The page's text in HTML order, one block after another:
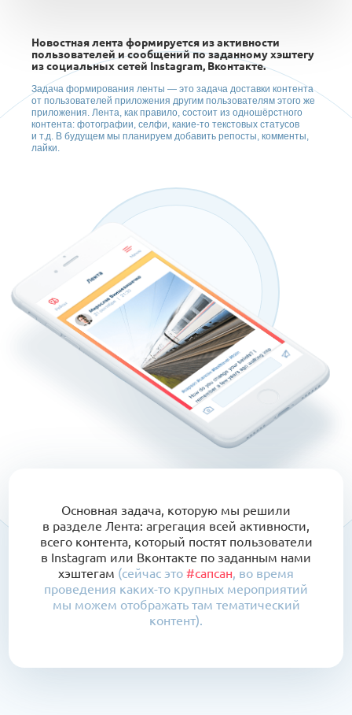
Новостная лента формируется из активности
пользователей и сообщений по заданному хэштегу
из социальных сетей Instagram, Вконтакте.
Задача формирования ленты — это задача доставки контента
от пользователей приложения другим пользователям этого же
приложения. Лента, как правило, состоит из одношёрстного
контента: фотографии, селфи, какие-то текстовых статусов
и т.д. В будущем мы планируем добавить репосты, комменты,
лайки.
Основная задача, которую мы решили
в разделе Лента: агрегация всей активности,
всего контента, который постят пользователи
в Instagram или Вконтакте по заданным нами
хэштегам (сейчас это #cапсан, во время
проведения каких-то крупных мероприятий
мы можем отображать там тематический
контент).